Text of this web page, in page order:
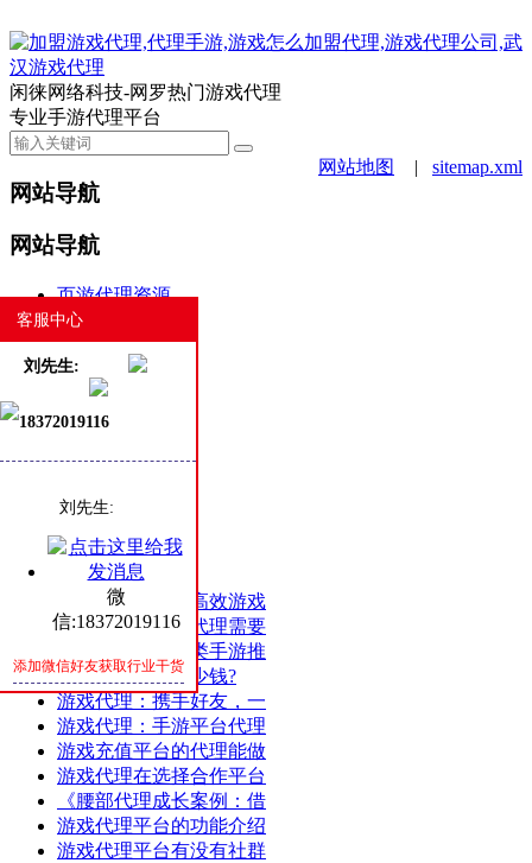
闲徕网络科技-网罗热门游戏代理
专业手游代理平台
网站地图 | sitemap.xml
网站导航
网站导航
页游代理资源
手游代理资源
合作案例
游戏动态
新闻资讯
最新
热评
随机
成功案例分享：高效游戏
游戏代理：游戏代理需要
游戏代理：仙侠类手游推
开发手游能赚多少钱?
游戏代理：携手好友，一
游戏代理：手游平台代理
游戏充值平台的代理能做
游戏代理在选择合作平台
《腰部代理成长案例：借
游戏代理平台的功能介绍
游戏代理平台有没有社群
客服中心
刘先生:
18372019116
刘先生:
微
信:18372019116
添加微信好友获取行业干货